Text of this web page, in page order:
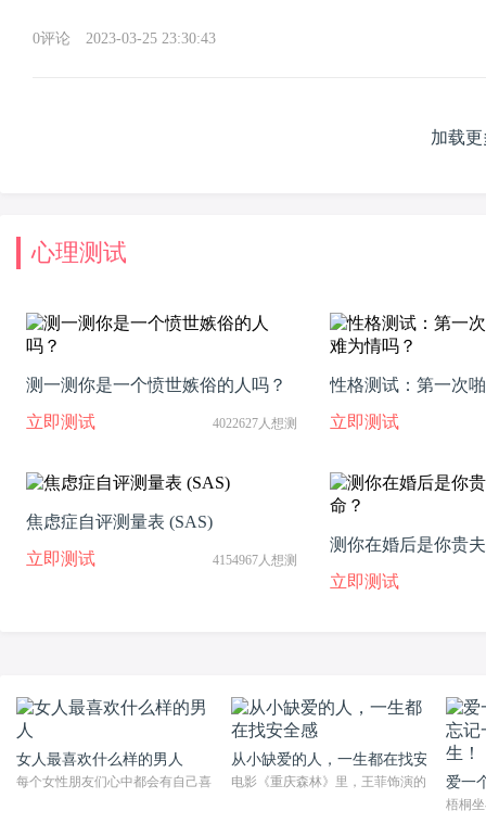
0评论 2023-03-25 23:30:43
加载
心理测试
测一测你是一个愤世嫉俗的人吗？
立即测试
4022627人想测
性格测试：第一次
为情吗？
立即测试
焦虑症自评测量表 (SAS)
立即测试
4154967人想测
测你在婚后是你贵
命？
立即测试
女人最喜欢什么样的男人
每个女性朋友们心中都会有自己喜欢的男人，而在生活中也有很多的男性朋友们
从小缺爱的人，一生都在找安全感
电影《重庆森林》里，王菲饰演的阿菲喜欢
爱一
梧桐